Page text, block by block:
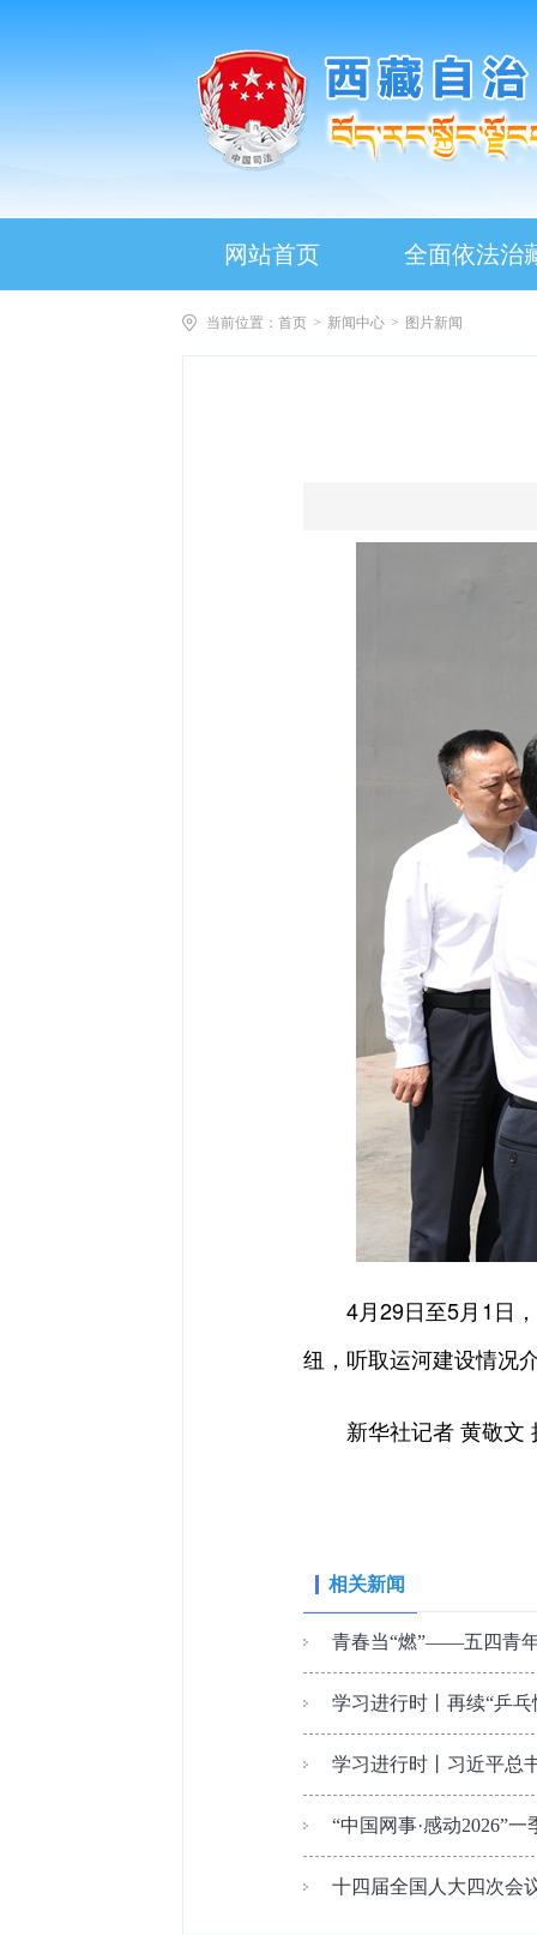
网站首页 全面依法治
当前位置： 首页 > 新闻中心 > 图片新闻
4月29日至5月1日，
纽，听取运河建设情况
新华社记者 黄敬文
相关新闻
青春当“燃”——五四青
学习进行时丨再续“乒
学习进行时丨习近平总
“中国网事·感动2026”
十四届全国人大四次会